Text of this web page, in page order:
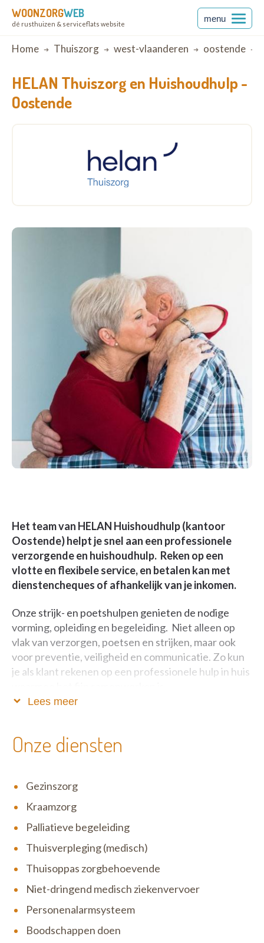
WOONZORGWEB
dé rusthuizen & serviceflats website
menu
Breadcrumb
Home Thuiszorg west-vlaanderen oostende
HELAN Thuiszorg en Huishoudhulp -
Oostende
Het team van HELAN Huishoudhulp (kantoor
Oostende) helpt je snel aan een professionele
verzorgende en huishoudhulp. Reken op een
vlotte en flexibele service, en betalen kan met
dienstencheques of afhankelijk van je inkomen.
Onze strijk- en poetshulpen genieten de nodige
vorming, opleiding en begeleiding. Niet alleen op
vlak van verzorgen, poetsen en strijken, maar ook
voor preventie, veiligheid en communicatie. Zo kun
je als klant rekenen op een professionele hulp in huis
momenten waar extra hulp meer dan welkom is. Ook
die je nodig hebt! Voor Helan staat het comfort van
de patiënt steeds centraal. Daarom kunnen we snel
Lees meer
Onze diensten
Gezinszorg
Kraamzorg
Palliatieve begeleiding
Thuisverpleging (medisch)
Thuisoppas zorgbehoevende
Niet-dringend medisch ziekenvervoer
Personenalarmsysteem
Boodschappen doen